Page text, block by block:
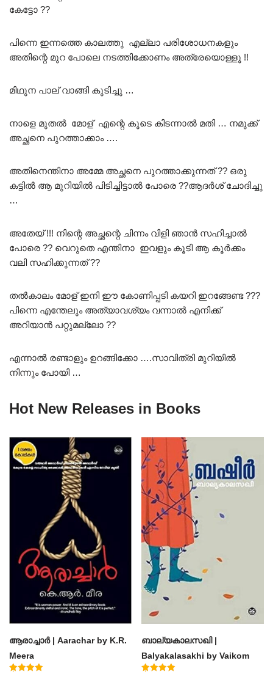
കേട്ടോ ??
പിന്നെ ഇന്നത്തെ കാലത്തു എല്ലാ പരിശോധനകളും
അതിന്റെ മുറ പോലെ നടത്തിക്കോണം അത്രേയൊള്ളൂ !!
മിഥുന പാല് വാങ്ങി കുടിച്ചു …
നാളെ മുതൽ മോള് എന്റെ കൂടെ കിടന്നാൽ മതി … നമുക്ക്‌
അച്ഛനെ പുറത്താക്കാം ….
അതിനെന്തിനാ അമ്മേ അച്ഛനെ പുറത്താക്കുന്നത് ?? ഒരു
കട്ടിൽ ആ മുറിയിൽ പിടിച്ചിട്ടാൽ പോരെ ??ആദർശ് ചോദിച്ചു
…
അതേയ് !!! നിന്റെ അച്ഛന്റെ ചിന്നം വിളി ഞാൻ സഹിച്ചാൽ
പോരെ ?? വെറുതെ എന്തിനാ ഇവളും കൂടി ആ കൂർക്കം
വലി സഹിക്കുന്നത് ??
തൽകാലം മോള് ഇനി ഈ കോണിപ്പടി കയറി ഇറങ്ങേണ്ട ???
പിന്നെ എന്തേലും അത്യാവശ്യം വന്നാൽ എനിക്ക്
അറിയാൻ പറ്റുമല്ലോ ??
എന്നാൽ രണ്ടാളും ഉറങ്ങിക്കോ ….സാവിത്രി മുറിയിൽ
നിന്നും പോയി …
Hot New Releases in Books
ആരാച്ചാര്‍ | Aarachar by K.R.
Meera
ബാല്യകാലസഖി |
Balyakalasakhi by Vaikom
Muhammad Basheer